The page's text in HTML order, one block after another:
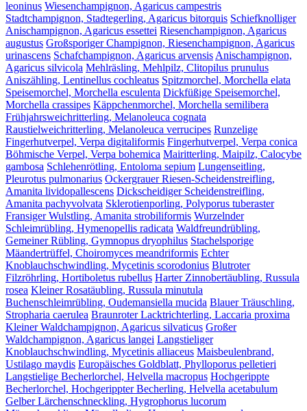
leoninus Wiesenchampignon, Agaricus campestris
Stadtchampignon, Stadtegerling, Agaricus bitorquis Schiefknolliger
Anischampignon, Agaricus essettei Riesenchampignon, Agaricus
augustus Großsporiger Champignon, Riesenchampignon, Agaricus
urinascens Schafchampignon, Agaricus arvensisAnischampignon,
Agaricus silvicola Mehlräsling, Mehlpilz, Clitopilus prunulus
Aniszähling, Lentinellus cochleatus Spitzmorchel, Morchella elata
Speisemorchel, Morchella esculenta Dickfüßige Speisemorchel,
Morchella crassipes Käppchenmorchel, Morchella semilibera
Frühjahrsweichritterling, Melanoleuca cognata
Raustielweichritterling, Melanoleuca verrucipes Runzelige
Fingerhutverpel, Verpa digitaliformis Fingerhutverpel, Verpa conica
Böhmische Verpel, Verpa bohemica Mairitterling, Maipilz, Calocybe
gambosa Schlehenrötling, Entoloma sepium Lungenseitling,
Pleurotus pulmonarius Ockergrauer Riesen-Scheidenstreifling,
Amanita lividopallescens Dickscheidiger Scheidenstreifling,
Amanita pachyvolvata Sklerotienporling, Polyporus tuberaster
Fransiger Wulstling, Amanita strobiliformis Wurzelnder
Schleimrübling, Hymenopellis radicata Waldfreundrübling,
Gemeiner Rübling, Gymnopus dryophilus Stachelsporige
Mäandertrüffel, Choiromyces meandriformis Echter
Knoblauchschwindling, Mycetinis scorodonius Blutroter
Filzröhrling, Hortiboletus rubellus Harter Zinnobertäubling, Russula
rosea Kleiner Rosatäubling, Russula minutula
Buchenschleimrübling, Oudemansiella mucida Blauer Träuschling,
Stropharia caerulea Braunroter Lacktrichterling, Laccaria proxima
Kleiner Waldchampignon, Agaricus silvaticus Großer
Waldchampignon, Agaricus langei Langstieliger
Knoblauchschwindling, Mycetinis alliaceus Maisbeulenbrand,
Ustilago maydis Europäisches Goldblatt, Phylloporus pelletieri
Langstielige Becherlorchel, Helvella macropus Hochgerippte
Becherlorchel, Hochgerippter Becherling, Helvella acetabulum
Gelber Lärchenschneckling, Hygrophorus lucorum